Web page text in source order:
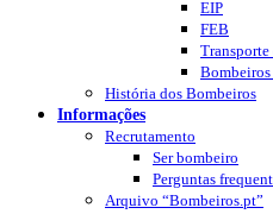
EIP
FEB
Transporte
História dos Bombeiros
Informações
Recrutamento
Ser bombeiro
Perguntas
Arquivo “Bombeiros.pt”